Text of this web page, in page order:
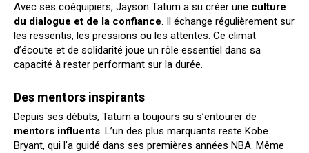
Avec ses coéquipiers, Jayson Tatum a su créer une culture
du dialogue et de la confiance. Il échange régulièrement sur
les ressentis, les pressions ou les attentes. Ce climat
d’écoute et de solidarité joue un rôle essentiel dans sa
capacité à rester performant sur la durée.
Des mentors inspirants
Depuis ses débuts, Tatum a toujours su s’entourer de
mentors influents. L’un des plus marquants reste Kobe
Bryant, qui l’a guidé dans ses premières années NBA. Même